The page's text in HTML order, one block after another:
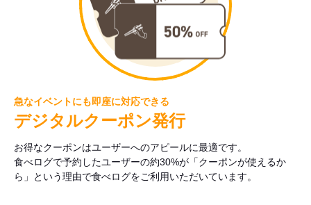
急なイベントにも即座に対応できる
デジタルクーポン発行
お得なクーポンはユーザーへのアピールに最適です。
食べログで予約したユーザーの約30%が「クーポンが使えるか
ら」という理由で食べログをご利用いただいています。